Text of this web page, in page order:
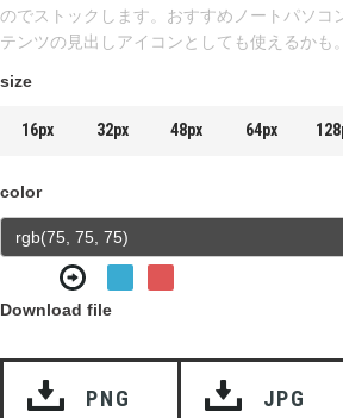
のでストックします。おすすめノートパソコ
テンツの見出しアイコンとしても使えるかも。
size
16px 32px 48px 64px
color
Download file
PNG JPG